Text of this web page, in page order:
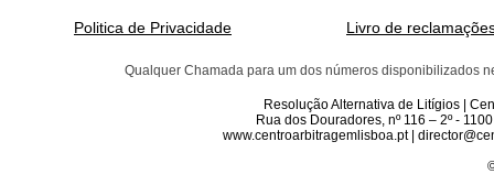
Politica de Privacidade Livro de
Qualquer Chamada para um dos números disponibilizados
Resolução Alternativa de Litígios |
Rua dos Douradores, nº 116 – 2º -
www.centroarbitragemlisboa.pt |